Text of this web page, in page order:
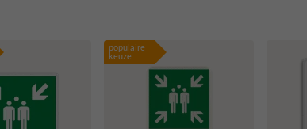
populaire
keuze